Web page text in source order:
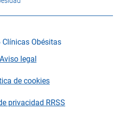
Obésitas
Aviso legal
de cookies
privacidad RRSS